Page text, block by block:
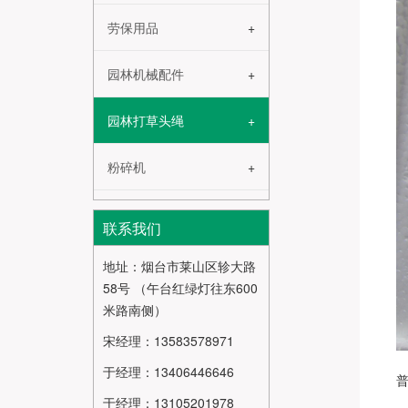
劳保用品
园林机械配件
园林打草头绳
粉碎机
联系我们
地址：烟台市莱山区轸大路
58号 （午台红绿灯往东600
米路南侧）
宋经理：13583578971
于经理：13406446646
于经理：13105201978